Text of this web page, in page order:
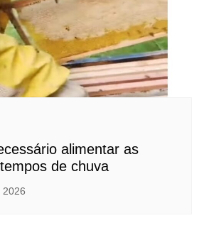
alimentar as
de chuva
2026